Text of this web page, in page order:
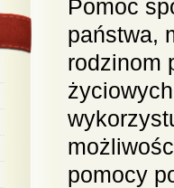
Pomoc
państwa,
rodzinom
pomocy